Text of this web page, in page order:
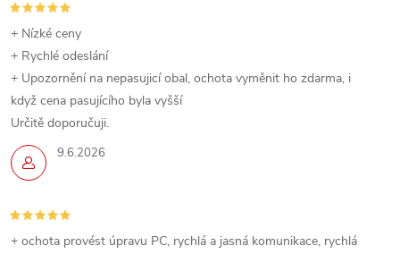
9.6.2026
+ Nízké ceny
+ Rychlé odeslání
+ Upozornění na nepasujicí obal, ochota vyměnit ho zdarma, i
když cena pasujícího byla vyšší
Určitě doporučuji.
+ ochota provést úpravu PC, rychlá a jasná komunikace, rychlá